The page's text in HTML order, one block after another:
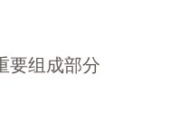
要组成部分